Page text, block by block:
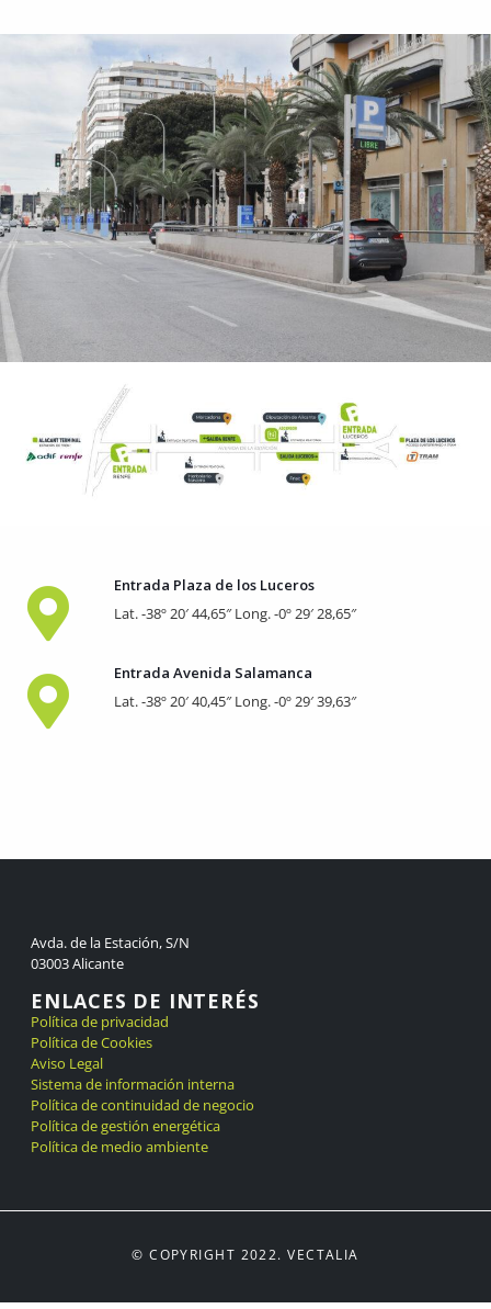
Entrada Plaza de los Luceros
Lat. -38º 20′ 44,65″ Long. -0º 29′ 28,65″
Entrada Avenida Salamanca
Lat. -38º 20′ 40,45″ Long. -0º 29′ 39,63″
Avda. de la Estación, S/N
03003 Alicante
ENLACES DE INTERÉS
Política de privacidad
Política de Cookies
Aviso Legal
Sistema de información interna
Política de continuidad de negocio
Política de gestión energética
Política de medio ambiente
© COPYRIGHT 2022. VECTALIA